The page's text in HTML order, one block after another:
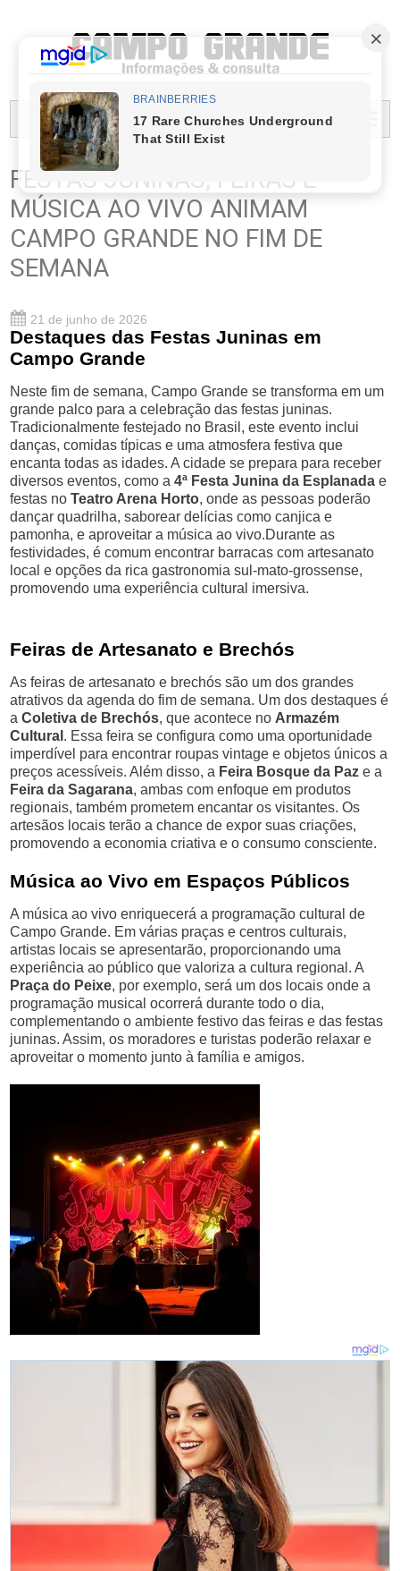
MENU...
FESTAS JUNINAS, FEIRAS E
MÚSICA AO VIVO ANIMAM
CAMPO GRANDE NO FIM DE
SEMANA
21 de junho de 2026
Destaques das Festas Juninas em
Campo Grande
Neste fim de semana, Campo Grande se transforma em um
grande palco para a celebração das festas juninas.
Tradicionalmente festejado no Brasil, este evento inclui
danças, comidas típicas e uma atmosfera festiva que
encanta todas as idades. A cidade se prepara para receber
diversos eventos, como a4ª Festa Junina da Esplanada e
festas noTeatro Arena Horto, onde as pessoas poderão
dançar quadrilha, saborear delícias como canjica e
pamonha, e aproveitar a música ao vivo.Durante as
festividades, é comum encontrar barracas com artesanato
local e opções da rica gastronomia sul-mato-grossense,
promovendo uma experiência cultural imersiva.
Feiras de Artesanato e Brechós
As feiras de artesanato e brechós são um dos grandes
atrativos da agenda do fim de semana. Um dos destaques é
aColetiva de Brechós, que acontece no Armazém
Cultural . Essa feira se configura como uma oportunidade
imperdível para encontrar roupas vintage e objetos únicos a
preços acessíveis. Além disso, a Feira Bosque da Paz e a
Feira da Sagarana, ambas com enfoque em produtos
regionais, também prometem encantar os visitantes. Os
artesãos locais terão a chance de expor suas criações,
promovendo a economia criativa e o consumo consciente.
Música ao Vivo em Espaços Públicos
A música ao vivo enriquecerá a programação cultural de
Campo Grande. Em várias praças e centros culturais,
artistas locais se apresentarão, proporcionando uma
experiência ao público que valoriza a cultura regional. A
Praça do Peixe, por exemplo, será um dos locais onde a
programação musical ocorrerá durante todo o dia,
complementando o ambiente festivo das feiras e das festas
juninas. Assim, os moradores e turistas poderão relaxar e
aproveitar o momento junto à família e amigos.